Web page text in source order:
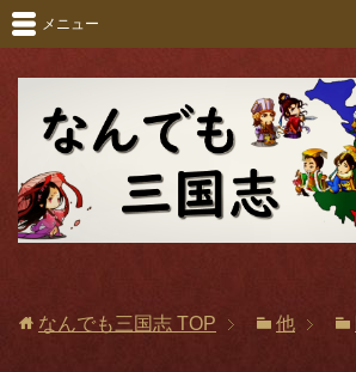
メニュー
なんでも三国志 TOP 他